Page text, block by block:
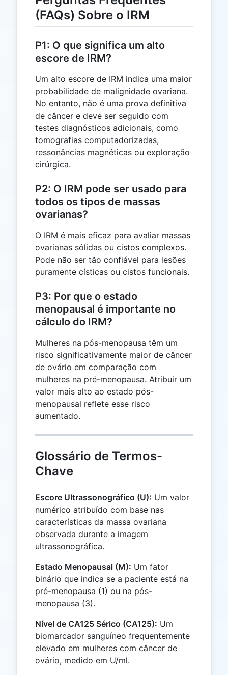
(FAQs) Sobre o IRM
P1: O que significa um alto
escore de IRM?
Um alto escore de IRM indica uma maior
probabilidade de malignidade ovariana.
No entanto, não é uma prova definitiva
de câncer e deve ser seguido com
testes diagnósticos adicionais, como
tomografias computadorizadas,
ressonâncias magnéticas ou exploração
cirúrgica.
P2: O IRM pode ser usado para
todos os tipos de massas
ovarianas?
O IRM é mais eficaz para avaliar massas
ovarianas sólidas ou cistos complexos.
Pode não ser tão confiável para lesões
puramente císticas ou cistos funcionais.
P3: Por que o estado
menopausal é importante no
cálculo do IRM?
Mulheres na pós-menopausa têm um
risco significativamente maior de câncer
de ovário em comparação com
mulheres na pré-menopausa. Atribuir um
valor mais alto ao estado pós-
menopausal reflete esse risco
aumentado.
Glossário de Termos-
Chave
Escore Ultrassonográfico (U): Um valor
numérico atribuído com base nas
características da massa ovariana
observada durante a imagem
ultrassonográfica.
Estado Menopausal (M): Um fator
binário que indica se a paciente está na
pré-menopausa (1) ou na pós-
menopausa (3).
Nível de CA125 Sérico (CA125): Um
biomarcador sanguíneo frequentemente
elevado em mulheres com câncer de
ovário, medido em U/ml.